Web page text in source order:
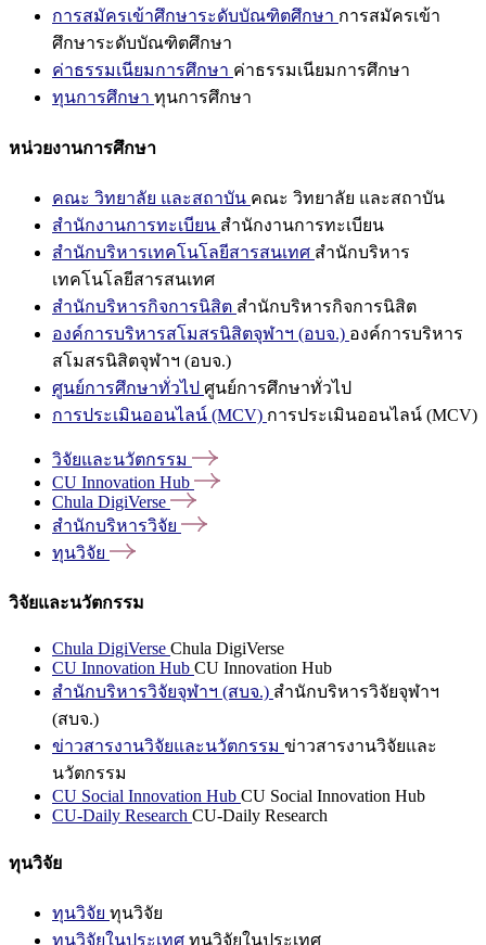
การสมัครเข้าศึกษาระดับบัณฑิตศึกษา การสมัครเข้า
ศึกษาระดับบัณฑิตศึกษา
ค่าธรรมเนียมการศึกษา ค่าธรรมเนียมการศึกษา
ทุนการศึกษา ทุนการศึกษา
หน่วยงานการศึกษา
คณะ วิทยาลัย และสถาบัน คณะ วิทยาลัย และสถาบัน
สำนักงานการทะเบียน สำนักงานการทะเบียน
สำนักบริหารเทคโนโลยีสารสนเทศ สำนักบริหาร
เทคโนโลยีสารสนเทศ
สำนักบริหารกิจการนิสิต สำนักบริหารกิจการนิสิต
องค์การบริหารสโมสรนิสิตจุฬาฯ (อบจ.) องค์การบริหาร
สโมสรนิสิตจุฬาฯ (อบจ.)
ศูนย์การศึกษาทั่วไป ศูนย์การศึกษาทั่วไป
การประเมินออนไลน์ (MCV) การประเมินออนไลน์ (MCV)
วิจัยและนวัตกรรม
CU Innovation Hub
Chula DigiVerse
สำนักบริหารวิจัย
ทุนวิจัย
วิจัยและนวัตกรรม
Chula DigiVerse Chula DigiVerse
CU Innovation Hub CU Innovation Hub
สำนักบริหารวิจัยจุฬาฯ (สบจ.) สำนักบริหารวิจัยจุฬาฯ
(สบจ.)
ข่าวสารงานวิจัยและนวัตกรรม ข่าวสารงานวิจัยและ
นวัตกรรม
CU Social Innovation Hub CU Social Innovation Hub
CU-Daily Research CU-Daily Research
ทุนวิจัย
ทุนวิจัย ทุนวิจัย
ทุนวิจัยในประเทศ ทุนวิจัยในประเทศ